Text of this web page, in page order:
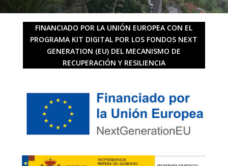
FINANCIADO POR LA UNIÓN EUROPEA CON EL
PROGRAMA KIT DIGITAL POR LOS FONDOS NEXT
GENERATION (EU) DEL MECANISMO DE
RECUPERACIÓN Y RESILIENCIA